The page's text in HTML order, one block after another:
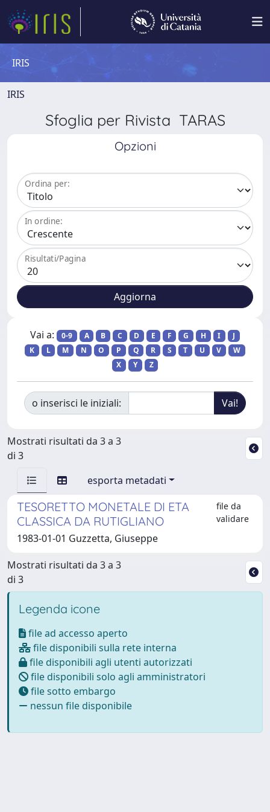
IRIS
IRIS
Sfoglia per Rivista TARAS
Opzioni
Ordina per:
In ordine:
Risultati/Pagina
Vai a: 0-9 A B C D E F G H I
J
K
L M N O P Q R S T U V
W
X
Y Z
o inserisci le iniziali:
Mostrati risultati da 3 a 3
di 3
esporta metadati
TESORETTO MONETALE DI ETA
CLASSICA DA RUTIGLIANO
file da
validare
1983-01-01 Guzzetta, Giuseppe
Mostrati risultati da 3 a 3
di 3
Legenda icone
file ad accesso aperto
file disponibili sulla rete interna
file disponibili agli utenti autorizzati
file disponibili solo agli amministratori
file sotto embargo
nessun file disponibile